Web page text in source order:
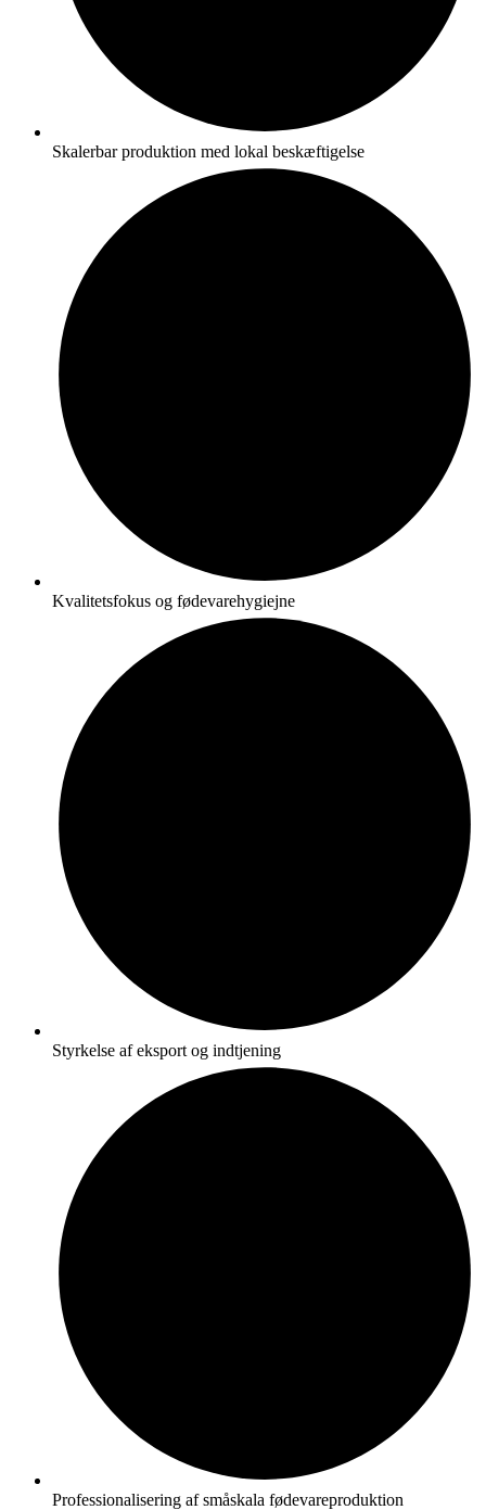
Skalerbar produktion med lokal beskæftigelse
Kvalitetsfokus og fødevarehygiejne
Styrkelse af eksport og indtjening
Professionalisering af småskala fødevareproduktion